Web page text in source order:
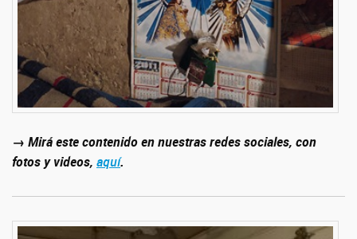
→ Mirá este contenido en nuestras redes sociales, con
fotos y videos, aquí.